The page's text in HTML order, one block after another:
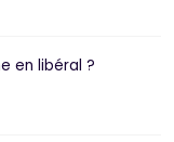
en libéral ?